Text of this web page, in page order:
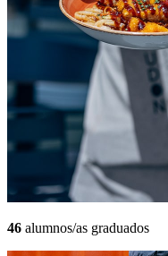
46 alumnos/as graduados